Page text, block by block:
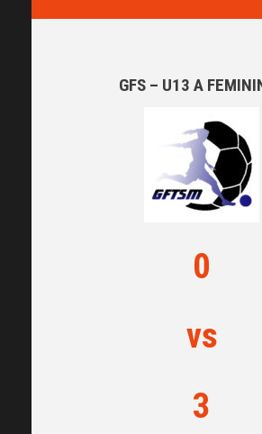
GFS – U13 A
0
vs
3